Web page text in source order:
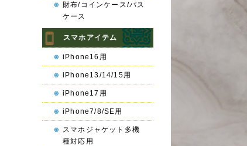
財布/コインケース/パス
ケース
スマホアイテム
iPhone16用
iPhone13/14/15用
iPhone17用
iPhone7/8/SE用
スマホジャケット多機
種対応用